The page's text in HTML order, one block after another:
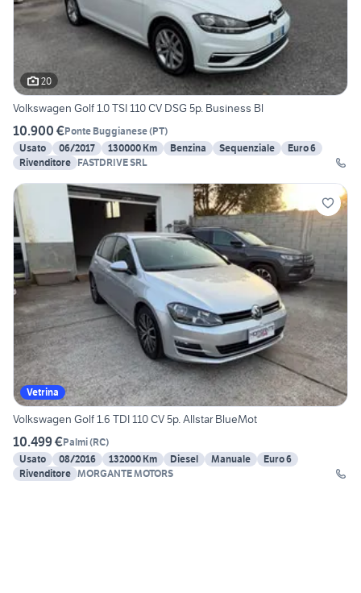
20
Volkswagen Golf 1.0 TSI 110 CV DSG 5p. Business Bl
10.900 €Ponte Buggianese(PT)
Usato
06/2017 130000 Km Benzina Sequenziale
Euro 6
Rivenditore FASTDRIVE SRL
Vetrina
Volkswagen Golf 1.6 TDI 110 CV 5p. Allstar BlueMot
10.499 €Palmi(RC)
Usato
08/2016 132000 Km Diesel Manuale
Euro 6
Rivenditore MORGANTE MOTORS